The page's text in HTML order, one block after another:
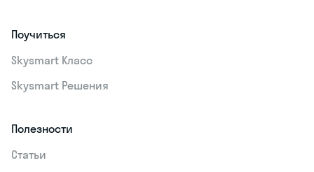
Поучиться
Skysmart Класс
Skysmart Решения
Полезности
Статьи